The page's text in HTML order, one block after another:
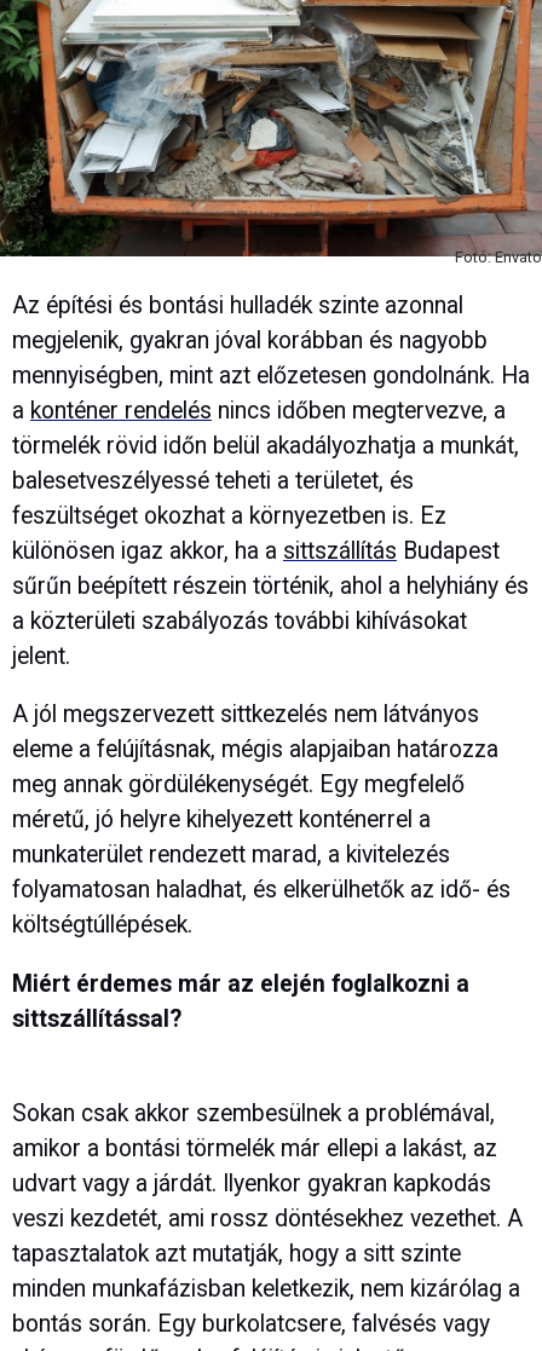
Fotó: Envato
Az építési és bontási hulladék szinte azonnal
megjelenik, gyakran jóval korábban és nagyobb
mennyiségben, mint azt előzetesen gondolnánk. Ha
a konténer rendelés nincs időben megtervezve, a
törmelék rövid időn belül akadályozhatja a munkát,
balesetveszélyessé teheti a területet, és
feszültséget okozhat a környezetben is. Ez
különösen igaz akkor, ha a sittszállítás Budapest
sűrűn beépített részein történik, ahol a helyhiány és
a közterületi szabályozás további kihívásokat
jelent.
A jól megszervezett sittkezelés nem látványos
eleme a felújításnak, mégis alapjaiban határozza
meg annak gördülékenységét. Egy megfelelő
méretű, jó helyre kihelyezett konténerrel a
munkaterület rendezett marad, a kivitelezés
folyamatosan haladhat, és elkerülhetők az idő- és
költségtúllépések.
Miért érdemes már az elején foglalkozni a
sittszállítással?
Sokan csak akkor szembesülnek a problémával,
amikor a bontási törmelék már ellepi a lakást, az
udvart vagy a járdát. Ilyenkor gyakran kapkodás
veszi kezdetét, ami rossz döntésekhez vezethet. A
tapasztalatok azt mutatják, hogy a sitt szinte
minden munkafázisban keletkezik, nem kizárólag a
bontás során. Egy burkolatcsere, falvésés vagy